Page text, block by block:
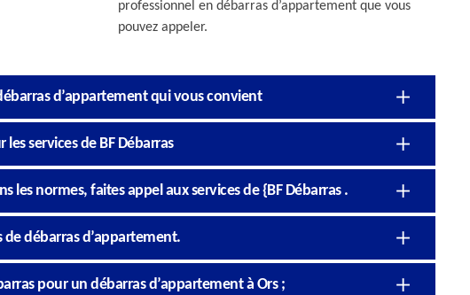
professionnel en débarras d’appartement que vous
pouvez appeler.
d’appartement qui vous convient
services de BF Débarras
les normes, faites appel aux services de {BF Débarras .
débarras d’appartement.
pour un débarras d’appartement à Ors ;